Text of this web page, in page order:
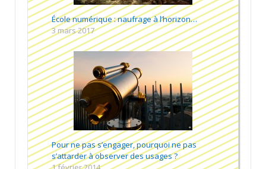
École numérique : naufrage à l’horizon…
3 mars 2017
Pour ne pas s’engager, pourquoi ne pas
s’attarder à observer des usages ?